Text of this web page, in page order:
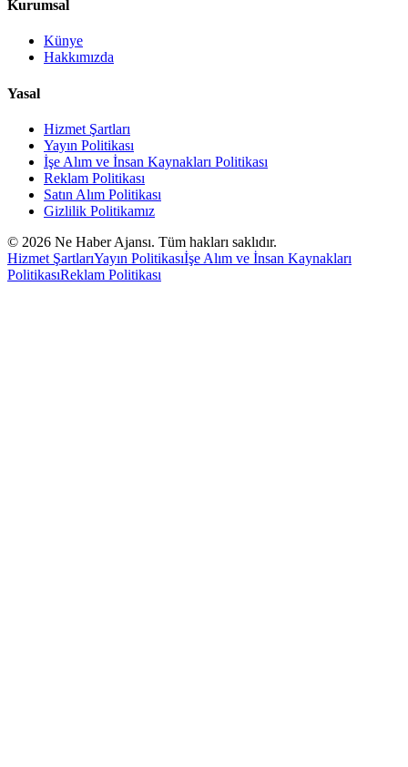
Kurumsal
Künye
Hakkımızda
Yasal
Hizmet Şartları
Yayın Politikası
İşe Alım ve İnsan Kaynakları Politikası
Reklam Politikası
Satın Alım Politikası
Gizlilik Politikamız
© 2026 Ne Haber Ajansı. Tüm hakları saklıdır.
Hizmet ŞartlarıYayın Politikasıİşe Alım ve İnsan Kaynakları
PolitikasıReklam Politikası